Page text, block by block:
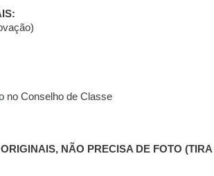
no Conselho de Classe
NÃO PRECISA DE FOTO